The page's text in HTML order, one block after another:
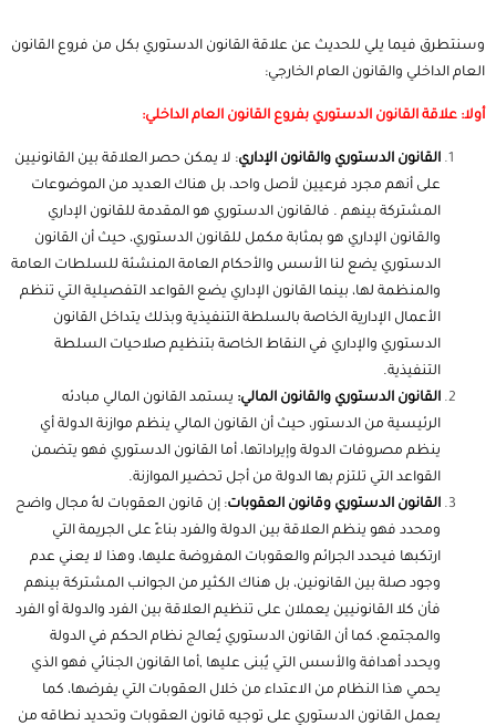
وسنتطرق فيما يلي للحديث عن علاقة القانون الدستوري بكل من فروع القانون
العام الداخلي والقانون العام الخارجي:
أولا: علاقة القانون الدستوري بفروع القانون العام الداخلي:
القانون الدستوري والقانون الإداري: لا يمكن حصر العلاقة بين القانونيين
على أنهم مجرد فرعيين لأصل واحد، بل هناك العديد من الموضوعات
المشتركة بينهم . فالقانون الدستوري هو المقدمة للقانون الإداري
والقانون الإداري هو بمثابة مكمل للقانون الدستوري، حيث أن القانون
الدستوري يضع لنا الأسس والأحكام العامة المنشئة للسلطات العامة
والمنظمة لها، بينما القانون الإداري يضع القواعد التفصيلية التي تنظم
الأعمال الإدارية الخاصة بالسلطة التنفيذية وبذلك يتداخل القانون
الدستوري والإداري في النقاط الخاصة بتنظيم صلاحيات السلطة
التنفيذية.
القانون الدستوري والقانون المالي: يستمد القانون المالي مبادئه
الرئيسية من الدستور، حيث أن القانون المالي ينظم موازنة الدولة أي
ينظم مصروفات الدولة وإيراداتها، أما القانون الدستوري فهو يتضمن
القواعد التي تلتزم بها الدولة من أجل تحضير الموازنة.
القانون الدستوري وقانون العقوبات: إن قانون العقوبات لهُ مجال واضح
ومحدد فهو ينظم العلاقة بين الدولة والفرد بناءً على الجريمة التي
ارتكبها فيحدد الجرائم والعقوبات المفروضة عليها، وهذا لا يعني عدم
وجود صلة بين القانونين، بل هناك الكثير من الجوانب المشتركة بينهم
فأن كلا القانونيين يعملان على تنظيم العلاقة بين الفرد والدولة أو الفرد
والمجتمع، كما أن القانون الدستوري يُعالج نظام الحكم في الدولة
ويحدد أهدافة والأسس التي يُبنى عليها ,أما القانون الجنائي فهو الذي
يحمي هذا النظام من الاعتداء من خلال العقوبات التي يفرضها، كما
يعمل القانون الدستوري على توجيه قانون العقوبات وتحديد نطاقه من